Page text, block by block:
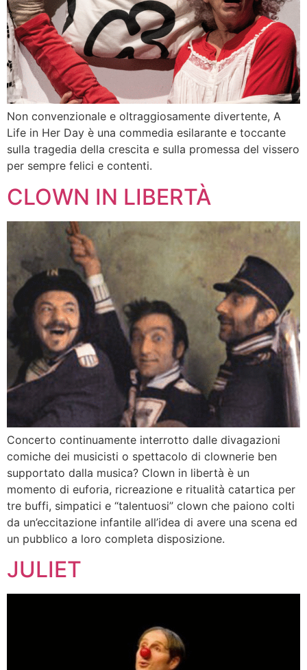
Non convenzionale e oltraggiosamente divertente, A
Life in Her Day è una commedia esilarante e toccante
sulla tragedia della crescita e sulla promessa del vissero
per sempre felici e contenti.
CLOWN IN LIBERTÀ
Concerto continuamente interrotto dalle divagazioni
comiche dei musicisti o spettacolo di clownerie ben
supportato dalla musica? Clown in libertà è un
momento di euforia, ricreazione e ritualità catartica per
tre buffi, simpatici e “talentuosi” clown che paiono colti
da un’eccitazione infantile all’idea di avere una scena ed
un pubblico a loro completa disposizione.
JULIET